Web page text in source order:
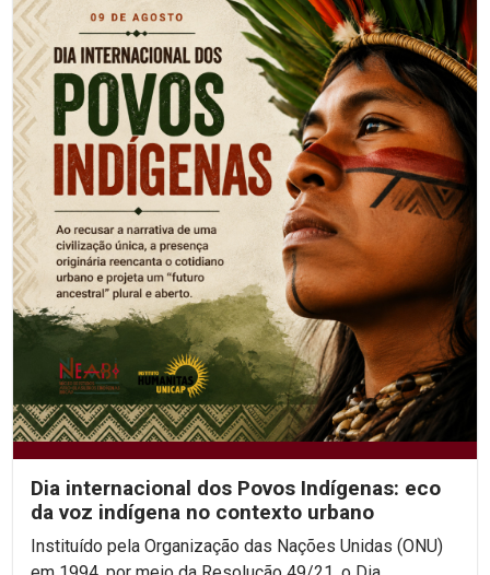
Dia internacional dos Povos Indígenas: eco
da voz indígena no contexto urbano
Instituído pela Organização das Nações Unidas (ONU)